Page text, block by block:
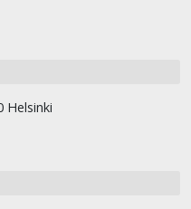
Helsinki